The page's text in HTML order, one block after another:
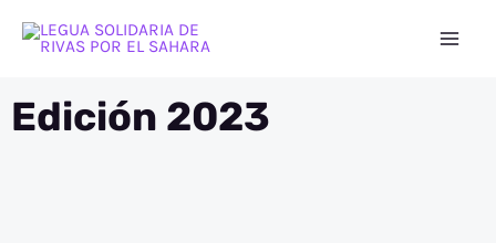
Edición 2023